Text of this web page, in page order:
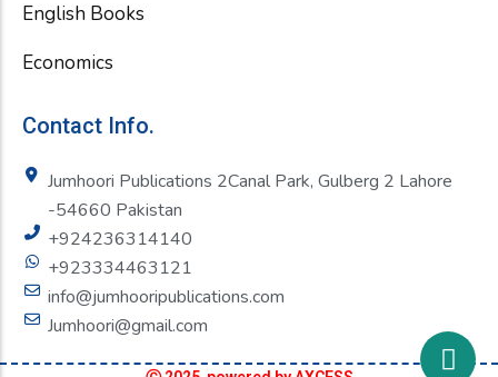
English Books
Economics
Contact Info.
Jumhoori Publications 2Canal Park, Gulberg 2 Lahore
-54660 Pakistan
+924236314140
+923334463121
info@jumhooripublications.com
Jumhoori@gmail.com